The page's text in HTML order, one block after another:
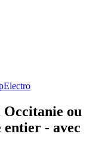
Electro
ou
entier - avec